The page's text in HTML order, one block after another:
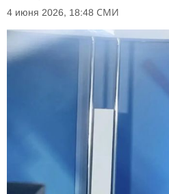
4 июня 2026, 18:48 СМИ